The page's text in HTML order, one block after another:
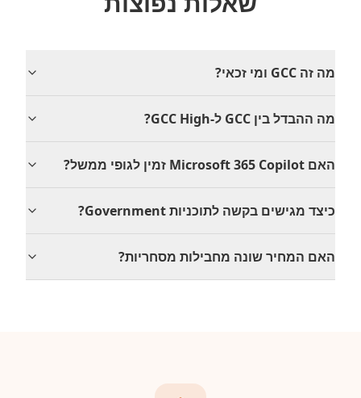
מה זה GCC ומי זכאי‏?
מה ההבדל בין GCC ל-GCC High‏?
האם Microsoft 365 Copilot זמין לגופי ממשל‏?
כיצד מגישים בקשה לתוכניות Government‏?
האם המחיר שונה מחבילות מסחריות‏?